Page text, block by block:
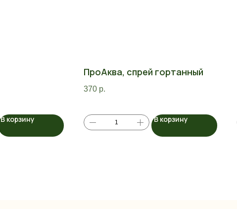
В корзину
ПроАква, спрей гортанный
370 р.
В корзину